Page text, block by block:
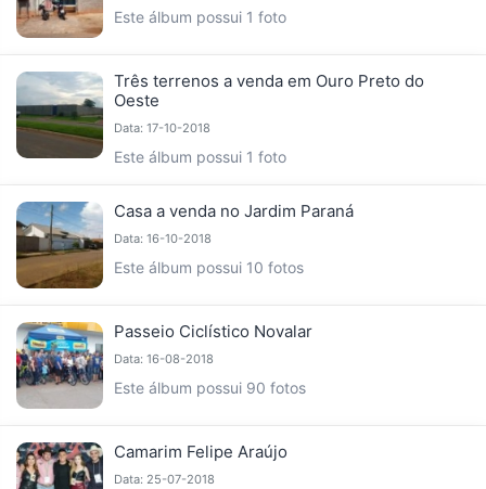
Este álbum possui 1 foto
Três terrenos a venda em Ouro Preto do
Oeste
Data: 17-10-2018
Este álbum possui 1 foto
Casa a venda no Jardim Paraná
Data: 16-10-2018
Este álbum possui 10 fotos
Passeio Ciclístico Novalar
Data: 16-08-2018
Este álbum possui 90 fotos
Camarim Felipe Araújo
Data: 25-07-2018